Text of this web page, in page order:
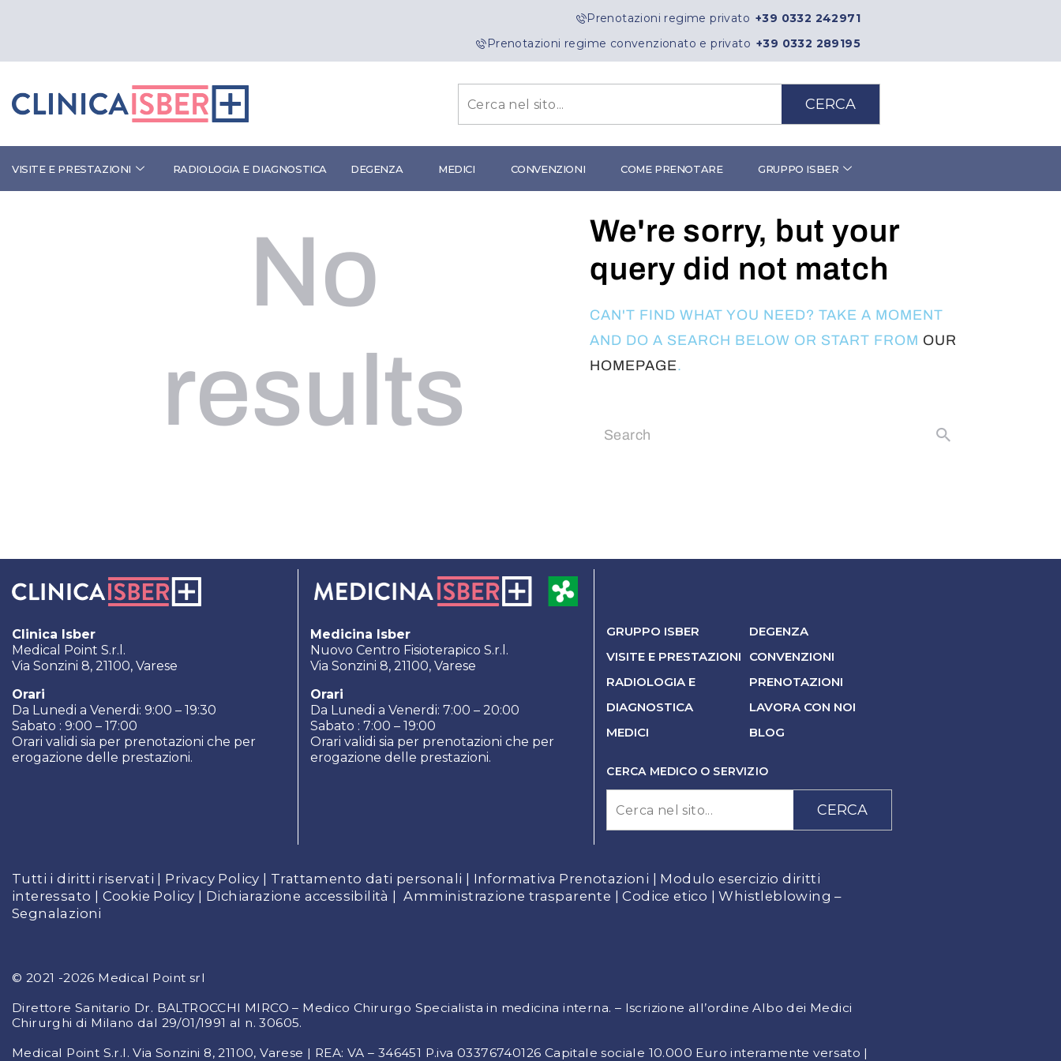
Prenotazioni regime privato +39 0332 242971
Prenotazioni regime convenzionato e privato +39 0332 289195
CERCA
VISITE E PRESTAZIONI RADIOLOGIA E DIAGNOSTICA DEGENZA MEDICI CONVENZIONI COME PRENOTARE GRUPPO ISBER
No
results
We're sorry, but your
query did not match
CAN'T FIND WHAT YOU NEED? TAKE A MOMENT
AND DO A SEARCH BELOW OR START FROM OUR
HOMEPAGE.
Clinica Isber
Medical Point S.r.l.
Via Sonzini 8, 21100, Varese
Orari
Da Lunedi a Venerdi: 9:00 – 19:30
Sabato : 9:00 – 17:00
Orari validi sia per prenotazioni che per
erogazione delle prestazioni.
Medicina Isber
Nuovo Centro Fisioterapico S.r.l.
Via Sonzini 8, 21100, Varese
Orari
Da Lunedi a Venerdi: 7:00 – 20:00
Sabato : 7:00 – 19:00
Orari validi sia per prenotazioni che per
erogazione delle prestazioni.
GRUPPO ISBER
VISITE E PRESTAZIONI
RADIOLOGIA E
DIAGNOSTICA
MEDICI
DEGENZA
CONVENZIONI
PRENOTAZIONI
LAVORA CON NOI
BLOG
CERCA MEDICO O SERVIZIO
CERCA
Tutti i diritti riservati | Privacy Policy Trattamento dati personali Informativa Prenotazioni
Modulo esercizio diritti
interessato
Cookie Policy Dichiarazione accessibilità |Amministrazione trasparente |Codice etico |Whistleblowing –
Segnalazioni
© 2021 -2026 Medical Point srl
Direttore Sanitario Dr. BALTROCCHI MIRCO – Medico Chirurgo Specialista in medicina interna. – Iscrizione all’ordine Albo dei Medici
Chirurghi di Milano dal 29/01/1991 al n. 30605.
Medical Point S.r.l. Via Sonzini 8, 21100, Varese | REA: VA – 346451 P.iva 03376740126 Capitale sociale 10.000 Euro interamente versato |